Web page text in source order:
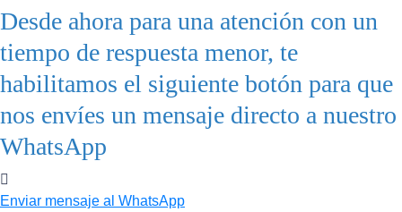
Desde ahora para una atención con un
tiempo de respuesta menor, te
habilitamos el siguiente botón para que
nos envíes un mensaje directo a nuestro
WhatsApp
Enviar mensaje al WhatsApp